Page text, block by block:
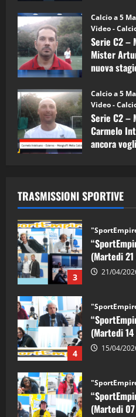
Calcio a 5
Video -
Serie C2 –
Mister
nuova
Calcio a 5
Video -
Serie C2 –
Carmelo
ancora
TRASMISSIONI SPORTIVE
5
(Martedi 07
08/04/
1
(Martedi 05
08/05/
2 28/04/2026
3
(Martedi
21/04/
4
(Martedi
15/04/
(Martedi